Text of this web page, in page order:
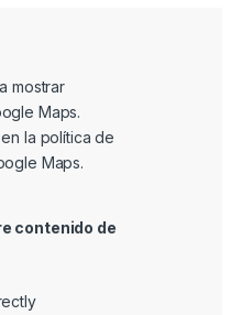
de Google Maps
mostrar
Maps.
la política de
Maps.
contenido de